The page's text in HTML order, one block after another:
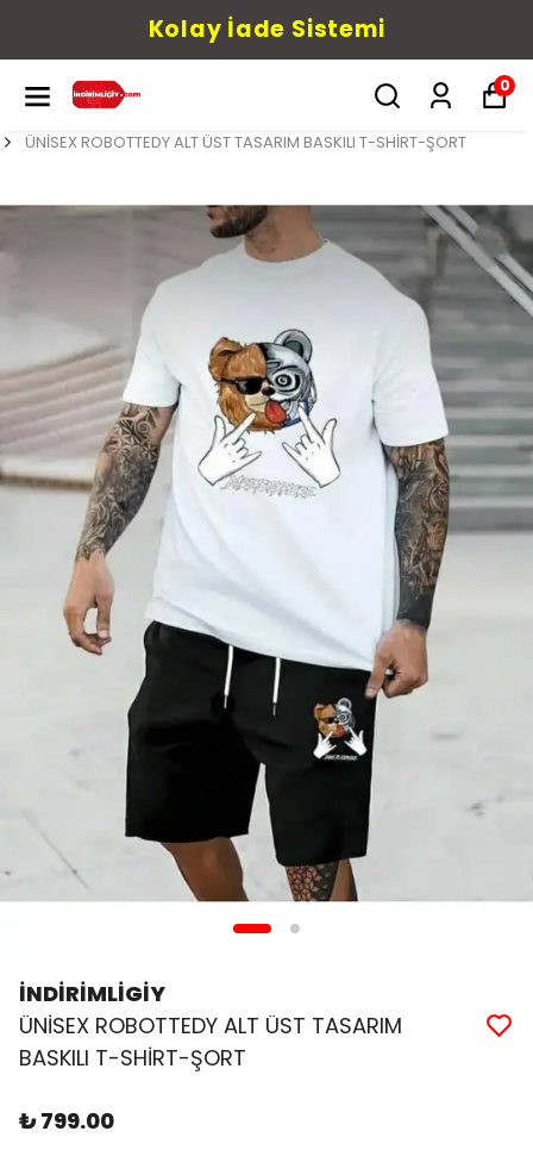
Kolay İade Sistemi
0
ÜNİSEX ROBOTTEDY ALT ÜST TASARIM BASKILI T-SHİRT-ŞORT
İNDİRİMLİGİY
ÜNİSEX ROBOTTEDY ALT ÜST TASARIM
BASKILI T-SHİRT-ŞORT
₺ 799.00